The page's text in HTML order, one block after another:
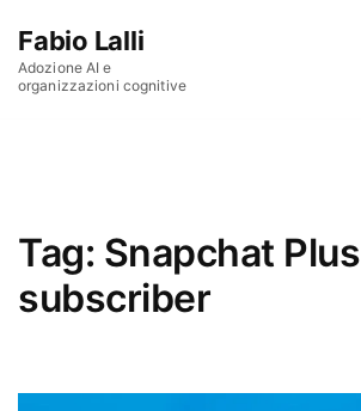
Fabio Lalli
Adozione AI e
organizzazioni cognitive
Tag: Snapchat Plus
subscriber